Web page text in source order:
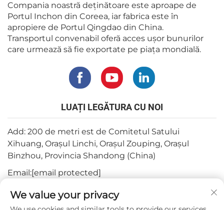
Compania noastră deținătoare este aproape de
Portul Inchon din Coreea, iar fabrica este în
apropiere de Portul Qingdao din China.
Transportul convenabil oferă acces ușor bunurilor
care urmează să fie exportate pe piața mondială.
LUAȚI LEGĂTURA CU NOI
Add: 200 de metri est de Comitetul Satului
Xihuang, Orașul Linchi, Orașul Zouping, Orașul
Binzhou, Provincia Shandong (China)
Email:[email protected]
Tel:+82-3180427370
Telefon:+86-15564344404
We value your privacy